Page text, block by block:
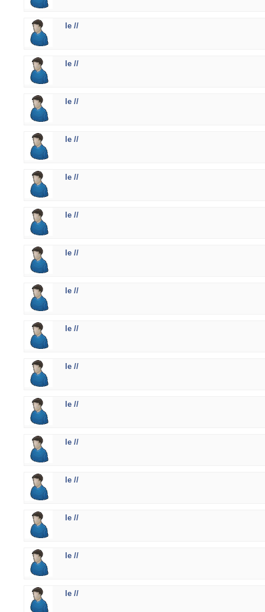
le //
le //
le //
le //
le //
le //
le //
le //
le //
le //
le //
le //
le //
le //
le //
le //